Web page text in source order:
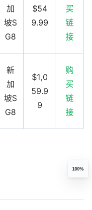
加
坡S
G8
$54
9.99
买
链
接
新
加
坡S
G8
$1,0
59.9
9
购
买
链
接
100%